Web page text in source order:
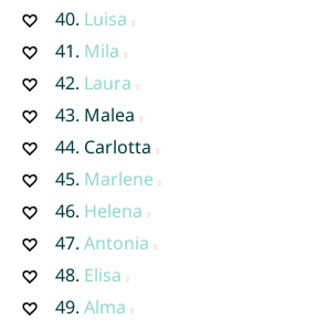
40. Luisa
41. Mila
42. Laura
43. Malea
44. Carlotta
45. Marlene
46. Helena
47. Antonia
48. Elisa
49. Alma